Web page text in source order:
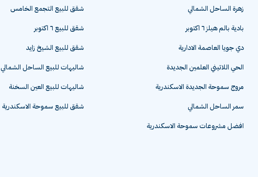
زهرة الساحل الشمالي
بادية بالم هيلز ٦ اكتوبر
دي جويا العاصمة الادارية
الحي اللاتيني العلمين الجديدة
مروج سموحة الجديدة الاسكندرية
سمر الساحل الشمالي
افضل مشروعات سموحة الاسكندرية
شقق للبيع التجمع الخامس
شقق للبيع ٦ اكتوبر
شقق للبيع الشيخ زايد
شاليهات للبيع الساحل الشمالي
شاليهات للبيع العين السخنة
شقق للبيع سموحة الاسكندرية